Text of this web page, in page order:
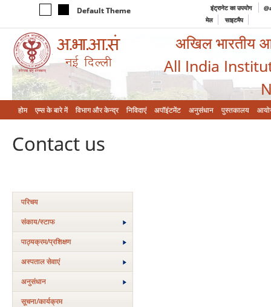
Default Theme इंट्रानेट का उपयोग
मेल
साइटमैप
अखिल भारतीय
All India
होम एम्‍स के बारे में विभाग और केन्‍द्र निविदाएं अपॉइंटमेंट अनुसंधान पुस्तकालय
Contact us
परिचय
संकाय/स्‍टाफ
पाठ्यक्रम/प्रशिक्षण
अस्‍पताल सेवाएं
अनुसंधान
सूचना/कार्यक्रम